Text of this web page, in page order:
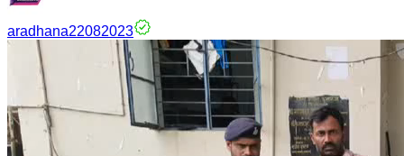
aradhana22082023